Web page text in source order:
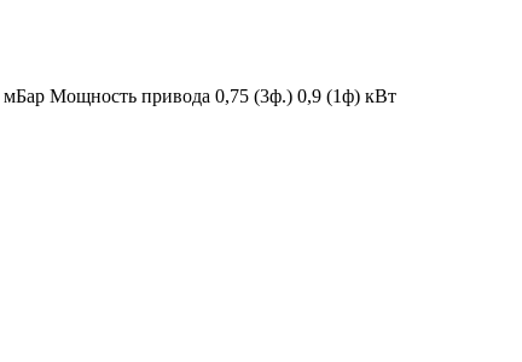
мБар Мощность привода 0,75 (3ф.) 0,9 (1ф) кВт